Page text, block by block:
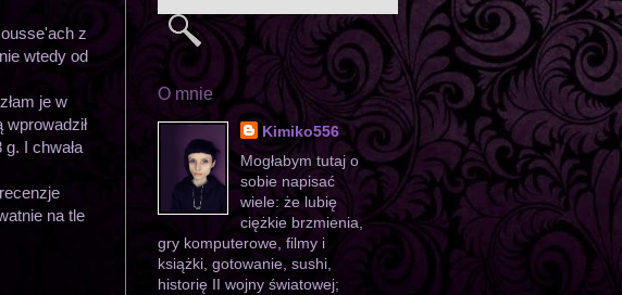
z
wtedy od
je w
I chwała
na tle
O mnie
Kimiko556
Mogłabym tutaj o
sobie napisać
wiele: że lubię
ciężkie brzmienia,
gry komputerowe, filmy i
książki, gotowanie, sushi,
historię II wojny światowej;